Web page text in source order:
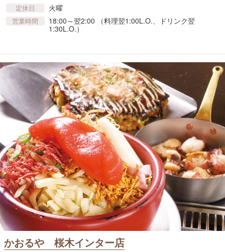
定休日 火曜
営業時間
18:00～翌2:00 （料理翌1:00L.O.、ドリンク翌
1:30L.O.）
かおるや 桜木インター店